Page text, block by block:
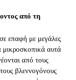
από τη
επαφή με μεγάλες
αυτά
από τους
βλεννογόνους